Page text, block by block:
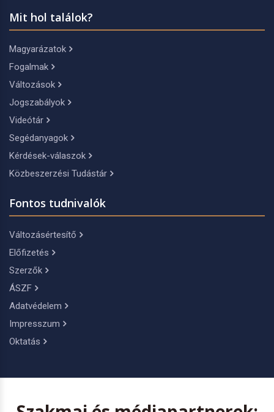
Mit hol találok?
Magyarázatok
Fogalmak
Változások
Jogszabályok
Videótár
Segédanyagok
Kérdések-válaszok
Közbeszerzési Tudástár
Fontos tudnivalók
Változásértesítő
Előfizetés
Szerzők
ÁSZF
Adatvédelem
Impresszum
Oktatás